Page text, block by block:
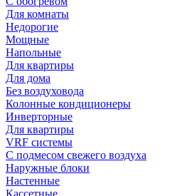
Для комнаты
Недорогие
Мощные
Напольные
Для квартиры
Для дома
Без воздуховода
Колонные кондиционеры
Инверторные
Для квартиры
VRF системы
С подмесом свежего воздуха
Наружные блоки
Настенные
Кассетные